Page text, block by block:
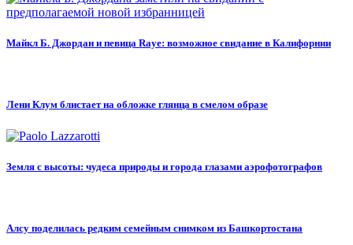
Майкл Б. Джордан и певица Raye: возможное свидание в Калифорнии
Лени Клум блистает на обложке глянца в смелом образе
Земля с высоты: чудеса природы и города глазами аэрофотографов
Алсу поделилась редким семейным снимком из Башкортостана